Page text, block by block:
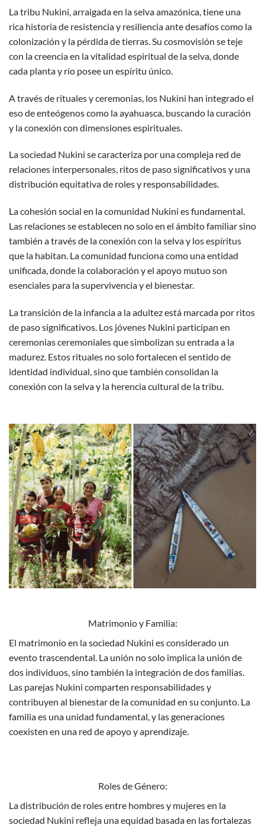
La tribu Nukini, arraigada en la selva amazónica, tiene una
rica historia de resistencia y resiliencia ante desafíos como la
colonización y la pérdida de tierras. Su cosmovisión se teje
con la creencia en la vitalidad espiritual de la selva, donde
cada planta y río posee un espíritu único.
A través de rituales y ceremonias, los Nukini han integrado el
eso de enteógenos como la ayahuasca, buscando la curación
y la conexión con dimensiones espirituales.
La sociedad Nukini se caracteriza por una compleja red de
relaciones interpersonales, ritos de paso significativos y una
distribución equitativa de roles y responsabilidades.
La cohesión social en la comunidad Nukini es fundamental.
Las relaciones se establecen no solo en el ámbito familiar sino
también a través de la conexión con la selva y los espíritus
que la habitan. La comunidad funciona como una entidad
unificada, donde la colaboración y el apoyo mutuo son
esenciales para la supervivencia y el bienestar.
La transición de la infancia a la adultez está marcada por ritos
de paso significativos. Los jóvenes Nukini participan en
ceremonias ceremoniales que simbolizan su entrada a la
madurez. Estos rituales no solo fortalecen el sentido de
identidad individual, sino que también consolidan la
conexión con la selva y la herencia cultural de la tribu.
Matrimonio y Familia:
El matrimonio en la sociedad Nukini es considerado un
evento trascendental. La unión no solo implica la unión de
dos individuos, sino también la integración de dos familias.
Las parejas Nukini comparten responsabilidades y
contribuyen al bienestar de la comunidad en su conjunto. La
familia es una unidad fundamental, y las generaciones
coexisten en una red de apoyo y aprendizaje.
Roles de Género:
La distribución de roles entre hombres y mujeres en la
sociedad Nukini refleja una equidad basada en las fortalezas